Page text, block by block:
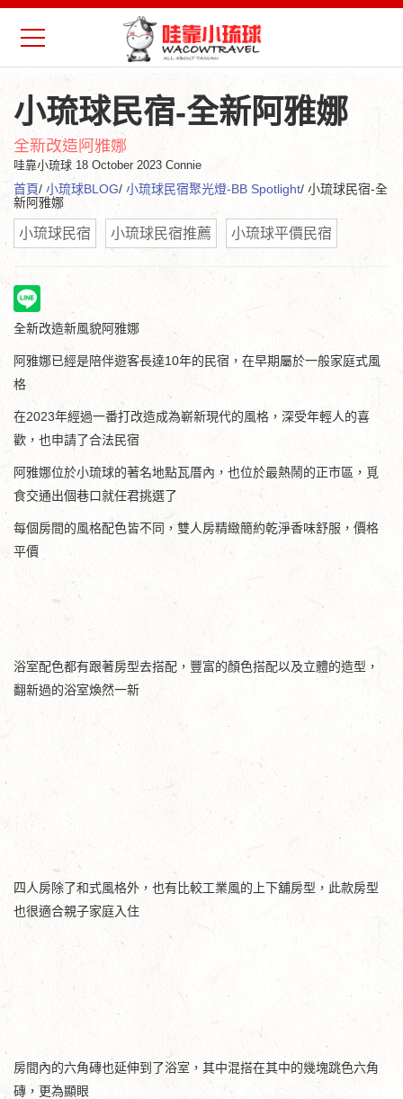
小琉球民宿-全新阿雅娜
全新改造阿雅娜
哇靠小琉球 18 October 2023 Connie
首頁/ 小琉球BLOG/ 小琉球民宿聚光燈-BB Spotlight/ 小琉球民宿-全
新阿雅娜
小琉球民宿 小琉球民宿推薦 小琉球平價民宿
全新改造新風貌阿雅娜
阿雅娜已經是陪伴遊客長達10年的民宿，在早期屬於一般家庭式風
格
在2023年經過一番打改造成為嶄新現代的風格，深受年輕人的喜
歡，也申請了合法民宿
阿雅娜位於小琉球的著名地點瓦厝內，也位於最熱鬧的正市區，覓
食交通出個巷口就任君挑選了
每個房間的風格配色皆不同，雙人房精緻簡約乾淨香味舒服，價格
平價
浴室配色都有跟著房型去搭配，豐富的顏色搭配以及立體的造型，
翻新過的浴室煥然一新
四人房除了和式風格外，也有比較工業風的上下舖房型，此款房型
也很適合親子家庭入住
房間內的六角磚也延伸到了浴室，其中混搭在其中的幾塊跳色六角
磚，更為顯眼